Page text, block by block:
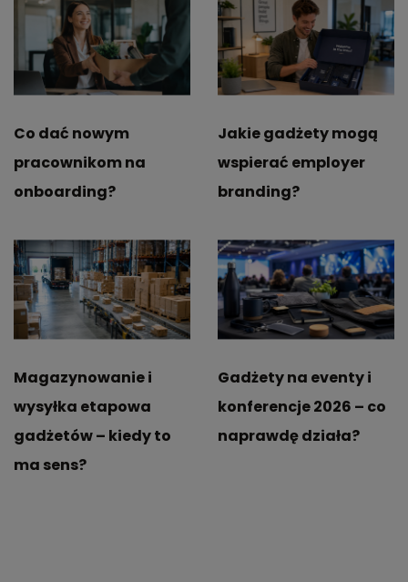
Co dać nowym
pracownikom na
onboarding?
Jakie gadżety mogą
wspierać employer
branding?
Magazynowanie i
wysyłka etapowa
gadżetów – kiedy to
ma sens?
Gadżety na eventy i
konferencje 2026 – co
naprawdę działa?